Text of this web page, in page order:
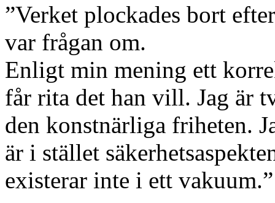
”Verket plockades bort
var frågan om.
Enligt min mening ett
får rita det han vill. Jag är
den konstnärliga friheten.
är i stället
existerar inte i ett vakuum.”